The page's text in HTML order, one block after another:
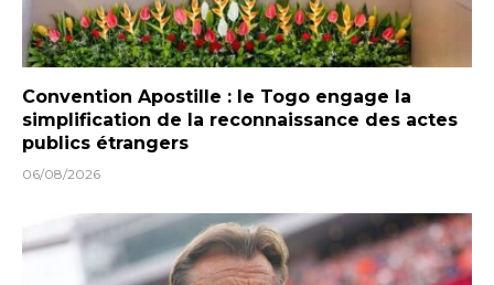
Convention Apostille : le Togo engage la
simplification de la reconnaissance des actes
publics étrangers
06/08/2026